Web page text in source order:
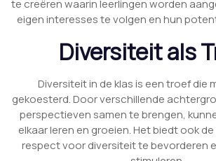
te creëren waarin leerlingen worden
eigen interesses te volgen en hun
Diversiteit als
Diversiteit in de klas is een troef die
gekoesterd. Door verschillende
perspectieven samen te brengen,
elkaar leren en groeien. Het biedt ook
respect voor diversiteit te bevorderen